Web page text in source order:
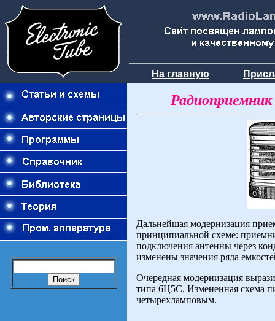
На главную
Дальнейшая модернизация
принципиальной схеме:
подключения антенны через
изменены значения ряда
Очередная модернизация
типа 6Ц5С. Измененная схема
четырехламповым.